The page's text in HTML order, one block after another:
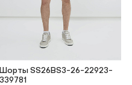
Шорты SS26BS3-26-22923-
339781